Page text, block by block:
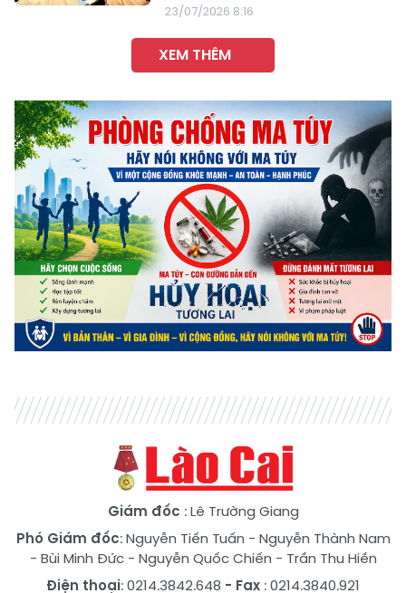
23/07/2026 8:16
XEM THÊM
Giám đốc : Lê Trường Giang
Phó Giám đốc:Nguyễn Tiến Tuấn - Nguyễn Thành Nam
- Bùi Minh Đức- Nguyễn Quốc Chiến - Trần Thu Hiền
Điện thoại: 0214.3842.648 - Fax : 0214.3840.921